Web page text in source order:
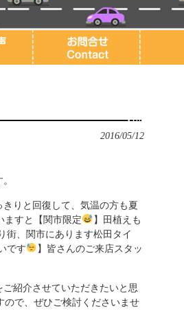
2016/05/12
りと回復して、気温の方も夏
ますと【関市限定
】田植えも
街、関市にあります松田タイ
です
】皆さんのご来店スタッ
紹介させていただきたいと思
ので、ぜひご検討くださいませ